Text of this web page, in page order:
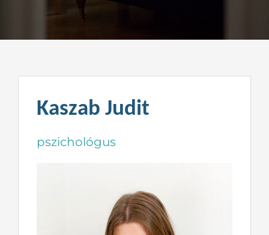
Kapcsolat
Kaszab Judit
pszichológus